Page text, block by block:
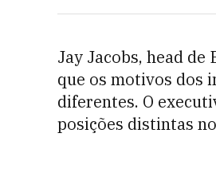
Jay Jacobs, head de
que os motivos dos
diferentes. O
posições distintas